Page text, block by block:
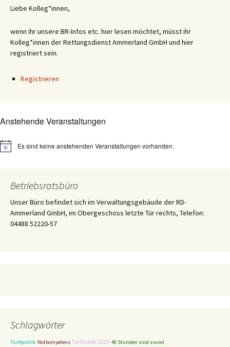
Liebe Kolleg*innen,
wenn ihr unsere BR-Infos etc. hier lesen möchtet, müsst ihr
Kolleg*innen der Rettungsdienst Ammerland GmbH und hier
registriert sein.
Registrieren
Anstehende Veranstaltungen
HinweisEs sind keine anstehenden Veranstaltungen vorhanden.
Betriebsratsbüro
Unser Büro befindet sich im Verwaltungsgebäude der RD-
Ammerland GmbH, im Obergeschoss letzte Tür rechts, Telefon:
04488 52220-57
Schlagwörter
Tarifpolitik Notkompetenz Tarifrunde 2025 48 Stunden sind zuviel